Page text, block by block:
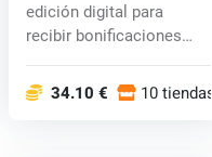
edición digital para
recibir bonificaciones
34.10 € 10 tiendas